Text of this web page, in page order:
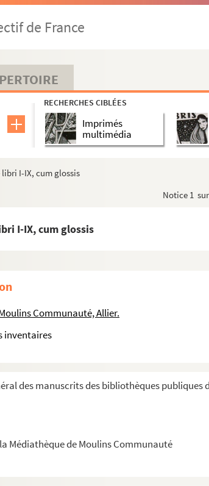
de France
RECHERCHES CIBLÉES
Imprimés
multimédia
I-IX, cum glossis
Notice 1
I-IX, cum glossis
Communauté, Allier.
inventaires
des manuscrits des bibliothèques publiques
Médiathèque de Moulins Communauté